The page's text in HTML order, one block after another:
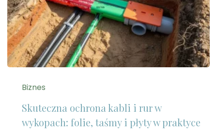
Biznes
Skuteczna ochrona kabli i rur w
wykopach: folie, taśmy i płyty w praktyce